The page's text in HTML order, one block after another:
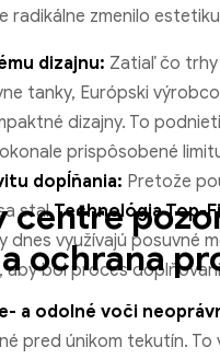
radikálne zmenilo
dizajnu: Zatiaľ čo trhy
tanky, Európski
dizajny. To
prispôsobené
dopĺňania: Pretože
stalTechnológia Top-
využívajú posuvné
aby bol proces
centre
ochrana
a odolné voči
pred únikom tekutín. To